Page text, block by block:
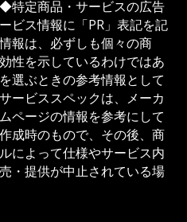
特定商品・サービスの広告
ビス情報に「PR」表記を記
報は、必ずしも個々の商
性を示しているわけではあ
選ぶときの参考情報として
ービススペックは、メーカ
ページの情報を参考にして
成時のもので、その後、商
によって仕様やサービス内
・提供が中止されている場